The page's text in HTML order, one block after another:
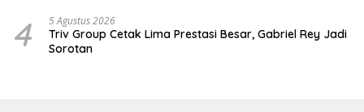
4 5 Agustus 2026
Triv Group Cetak Lima Prestasi Besar, Gabriel Rey Jadi
Sorotan